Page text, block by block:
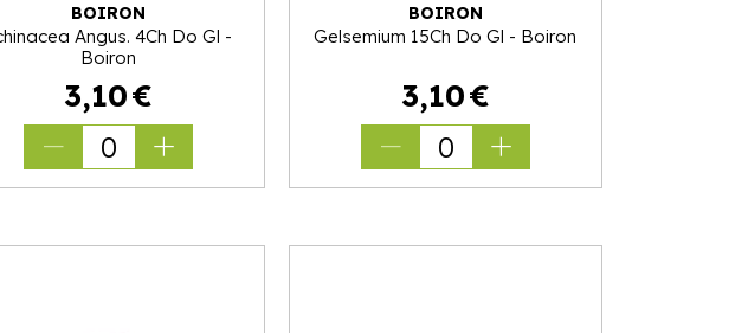
BOIRON
Angus. 4Ch Do Gl -
Boiron
3,10€
0
BOIRON
Gelsemium 15Ch Do Gl - Boiron
3,10€
0